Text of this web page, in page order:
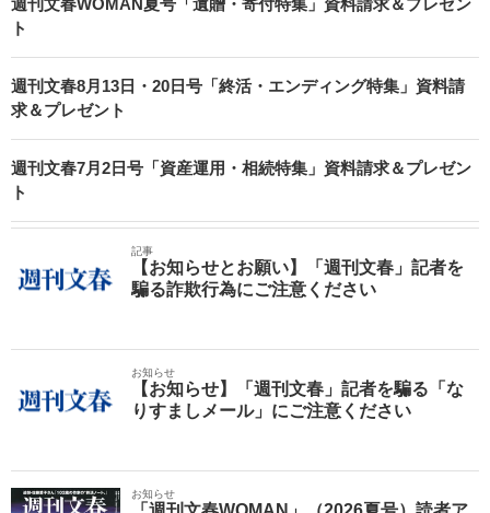
ト
週刊文春8月13日・20日号「終活・エンディング特集」資料請
求＆プレゼント
週刊文春7月2日号「資産運用・相続特集」資料請求＆プレゼン
ト
記事
【お知らせとお願い】「週刊文春」記者を
騙る詐欺行為にご注意ください
お知らせ
【お知らせ】「週刊文春」記者を騙る「な
りすましメール」にご注意ください
お知らせ